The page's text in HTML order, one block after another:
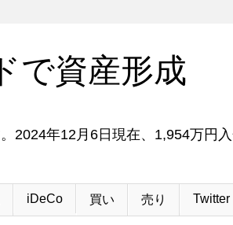
で資産形成
2024年12月6日現在、1,954万円
iDeCo 買い 売り Twitter